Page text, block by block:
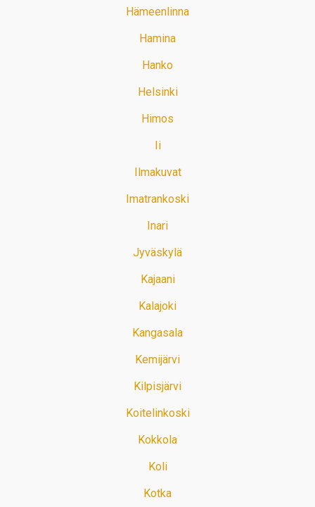
Hämeenlinna
Hamina
Hanko
Helsinki
Himos
Ii
Ilmakuvat
Imatrankoski
Inari
Jyväskylä
Kajaani
Kalajoki
Kangasala
Kemijärvi
Kilpisjärvi
Koitelinkoski
Kokkola
Koli
Kotka